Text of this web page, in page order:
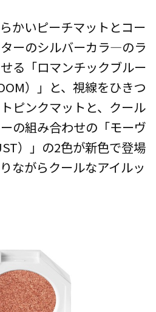
かいピーチマットとコー
ーのシルバーカラ―のラ
る「ロマンチックブルー
）」と、視線をひきつ
ピンクマットと、クール
の組み合わせの「モーヴ
）」の2色が新色で登場
ながらクールなアイルッ